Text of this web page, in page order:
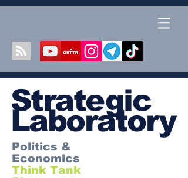
Strategic
Laboratory
Politics &
Economics
Think Tank